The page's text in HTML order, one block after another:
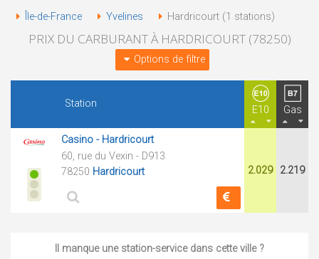
Île-de-France Yvelines Hardricourt (1 stations)
PRIX DU CARBURANT À HARDRICOURT (78250)
Options de filtre
Station
E10 Gas
Casino - Hardricourt
60, rue du Vexin - D913
78250 Hardricourt 2.029 2.219
Il manque une station-service dans cette ville ?